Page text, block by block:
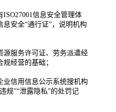
信息安全管理体
安全“通行证”，说明机构
源服务许可证、劳务派遣经
经营的基础；
业信用信息公示系统搜机构
规”“泄露隐私”的处罚记